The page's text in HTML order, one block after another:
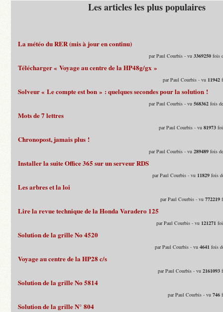
Les articles les plus populaires
La météo du RER (mis à jour en continu)
par Paul Courbis - vu3369250 fois
Télécharger « Voyage au centre de la HP48g/gx »
par Paul Courbis - vu 11942
Solveur « Le compte est bon » : quelques secondes pour la solution !
par Paul Courbis - vu568362 fois
Mots de 7 lettres
par Paul Courbis - vu81973
Chronopost, jamais plus !
par Paul Courbis - vu289489 fois
Installer la suite Office 365 sur un serveur RDS
par Paul Courbis - vu 11829 fois
Les arbres et la loi
par Paul Courbis - vu772219
Lire la revue technique de la Honda Varadero 125
par Paul Courbis - vu 121271
Solution de la grille No 4520
par Paul Courbis - vu4641 fois
Voyage au centre de la HP28 c/s
par Paul Courbis - vu2161093
Solution de la grille No 5814
par Paul Courbis - vu746
Solution de la grille N° 804